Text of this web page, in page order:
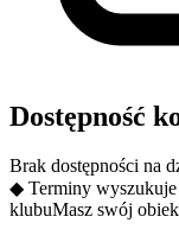
Dostępność
Brak dostępności na
◆ Terminy wyszukuje
klubuMasz swój